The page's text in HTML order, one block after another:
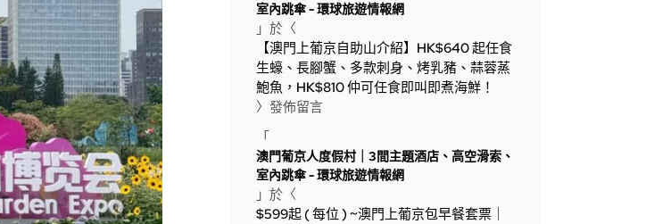
室內跳傘 - 環球旅遊情報網
」於〈
【澳門上葡京自助山介紹】HK$640 起任食
生蠔、長腳蟹、多款刺身、烤乳豬、蒜蓉蒸
鮑魚，HK$810 仲可任食即叫即煮海鮮！
〉發佈留言
「
澳門葡京人度假村｜3間主題酒店、高空滑索、
室內跳傘 - 環球旅遊情報網
」於〈
$599起 ( 每位 ) ~澳門上葡京包早餐套票｜